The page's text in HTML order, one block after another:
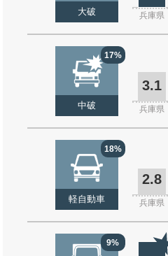
大破 兵庫県
17%
中破
3.1
兵庫県
18%
軽自動車
2.8
兵庫県
9%